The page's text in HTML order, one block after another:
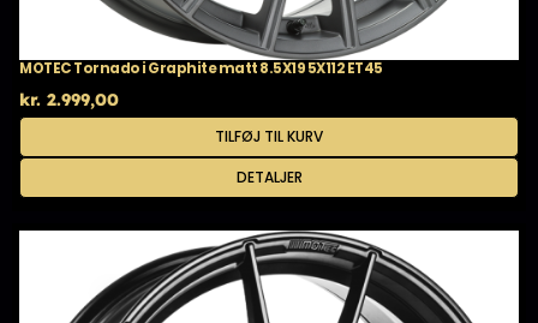
MOTEC Tornado i Graphite matt 8.5X19 5X112 ET45
kr. 2.999,00
TILFØJ TIL KURV
DETALJER